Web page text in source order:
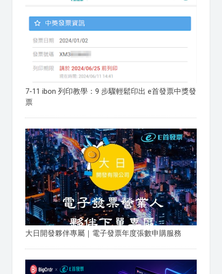
7-11 ibon 列印教學：9 步驟輕鬆印出 e首發票中獎發
票
大日開發夥伴專屬｜電子發票年度張數申購服務